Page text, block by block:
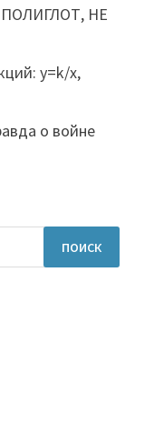
НЕ
y=k/x,
о войне